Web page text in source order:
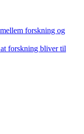
forskning og
forskning bliver til